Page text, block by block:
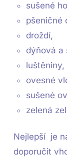
sušené
pšeničné
droždí,
dýňová a
luštěniny,
ovesné
sušené
zelená
Nejlepší je
doporučit